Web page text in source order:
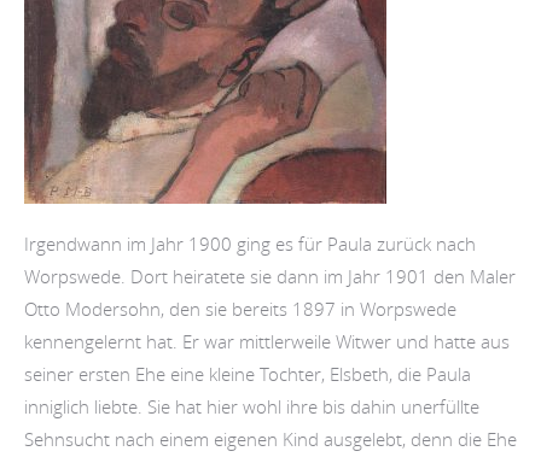
Irgendwann im Jahr 1900 ging es für Paula zurück nach
Worpswede. Dort heiratete sie dann im Jahr 1901 den Maler
Otto Modersohn, den sie bereits 1897 in Worpswede
kennengelernt hat. Er war mittlerweile Witwer und hatte aus
seiner ersten Ehe eine kleine Tochter, Elsbeth, die Paula
inniglich liebte. Sie hat hier wohl ihre bis dahin unerfüllte
Sehnsucht nach einem eigenen Kind ausgelebt, denn die Ehe